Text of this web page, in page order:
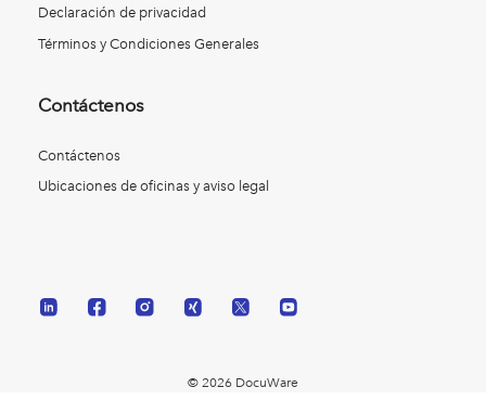
Declaración de privacidad
Términos y Condiciones Generales
Contáctenos
Contáctenos
Ubicaciones de oficinas y aviso legal
© 2026 DocuWare